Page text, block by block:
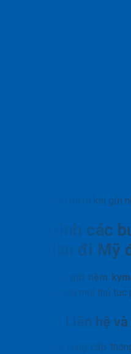
Những rủi ro khi gửi
Quy trình các
Kymdan đi Mỹ
gửi nệm
sẽ tối giản hóa mọi thủ tục
Bước 1: Liên hệ
Khách hàng cung cấp